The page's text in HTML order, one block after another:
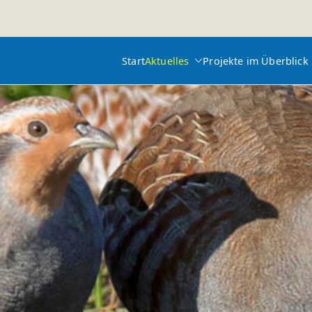
StartAktuelles Projekte im Überblick